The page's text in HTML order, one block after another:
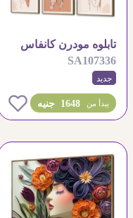
تابلوه مودرن كانفاس
بنات بستايل بوهيمي
SA107336
جديد
1648 جنيه يبدأ من 0